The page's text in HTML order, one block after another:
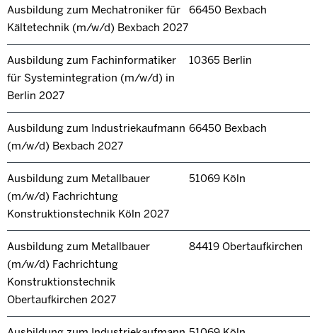
Ausbildung zum Mechatroniker für
Kältetechnik (m/w/d) Bexbach 2027
66450 Bexbach
Ausbildung zum Fachinformatiker
für Systemintegration (m/w/d) in
Berlin 2027
10365 Berlin
Ausbildung zum Industriekaufmann
(m/w/d) Bexbach 2027
66450 Bexbach
Ausbildung zum Metallbauer
(m/w/d) Fachrichtung
Konstruktionstechnik Köln 2027
51069 Köln
Ausbildung zum Metallbauer
(m/w/d) Fachrichtung
Konstruktionstechnik
Obertaufkirchen 2027
84419 Obertaufkirchen